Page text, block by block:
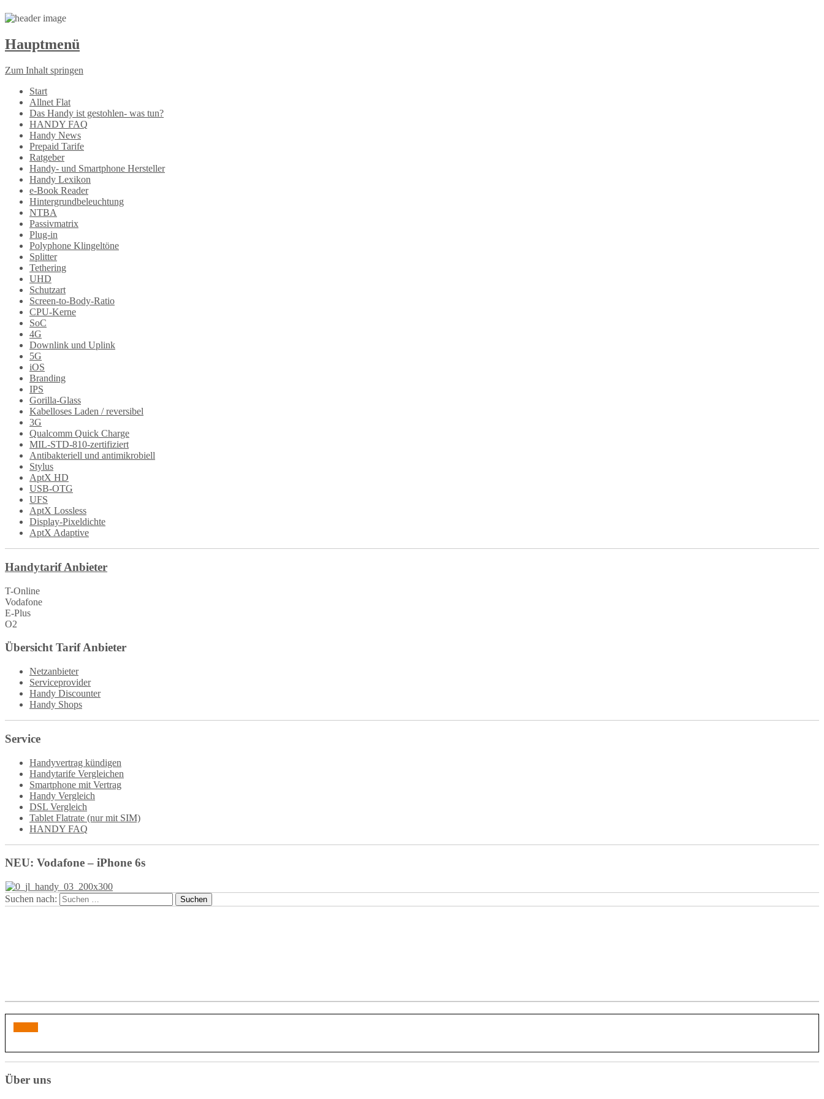
Hauptmenü
Zum Inhalt springen
Start
Allnet Flat
Das Handy ist gestohlen- was tun?
HANDY FAQ
Handy News
Prepaid Tarife
Ratgeber
Handy- und Smartphone Hersteller
Handy Lexikon
e-Book Reader
Hintergrundbeleuchtung
NTBA
Passivmatrix
Plug-in
Polyphone Klingeltöne
Splitter
Tethering
UHD
Schutzart
Screen-to-Body-Ratio
CPU-Kerne
SoC
4G
Downlink und Uplink
5G
iOS
Branding
IPS
Gorilla-Glass
Kabelloses Laden / reversibel
3G
Qualcomm Quick Charge
MIL-STD-810-zertifiziert
Antibakteriell und antimikrobiell
Stylus
AptX HD
USB-OTG
UFS
AptX Lossless
Display-Pixeldichte
AptX Adaptive
Handytarif Anbieter
T-Online
Vodafone
E-Plus
O2
Übersicht Tarif Anbieter
Netzanbieter
Serviceprovider
Handy Discounter
Handy Shops
Service
Handyvertrag kündigen
Handytarife Vergleichen
Smartphone mit Vertrag
Handy Vergleich
DSL Vergleich
Tablet Flatrate (nur mit SIM)
HANDY FAQ
NEU: Vodafone – iPhone 6s
Suchen nach:
Über uns